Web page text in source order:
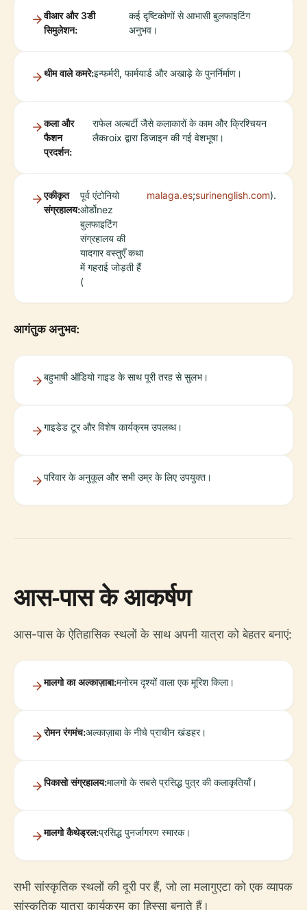
वीआर और 3डी
सिमुलेशन:
कई दृष्टिकोणों से आभासी बुलफाइटिंग
अनुभव।
थीम वाले कमरे:इन्फर्मरी, फार्मयार्ड और अखाड़े के पुनर्निर्माण।
कला और
फैशन
प्रदर्शन:
राफेल अल्बर्टी जैसे कलाकारों के काम और क्रिश्चियन
लैकroix द्वारा डिजाइन की गई वेशभूषा।
एकीकृत
संग्रहालय:
पूर्व एंटोनियो
ओर्डोnez
बुलफाइटिंग
संग्रहालय की
यादगार वस्तुएँ कथा
में गहराई जोड़ती हैं
(
malaga.es;surinenglish.com).
आगंतुक अनुभव:
बहुभाषी ऑडियो गाइड के साथ पूरी तरह से सुलभ।
गाइडेड टूर और विशेष कार्यक्रम उपलब्ध।
परिवार के अनुकूल और सभी उम्र के लिए उपयुक्त।
आस-पास के आकर्षण
आस-पास के ऐतिहासिक स्थलों के साथ अपनी यात्रा को बेहतर बनाएं:
मालगो का अल्काज़ाबा:मनोरम दृश्यों वाला एक मूरिश किला।
रोमन रंगमंच:अल्काज़ाबा के नीचे प्राचीन खंडहर।
पिकासो संग्रहालय:मालगो के सबसे प्रसिद्ध पुत्र की कलाकृतियाँ।
मालगो कैथेड्रल:प्रसिद्ध पुनर्जागरण स्मारक।
सभी सांस्कृतिक स्थलों की दूरी पर हैं, जो ला मलागुएटा को एक व्यापक
सांस्कृतिक यात्रा कार्यक्रम का हिस्सा बनाते हैं।